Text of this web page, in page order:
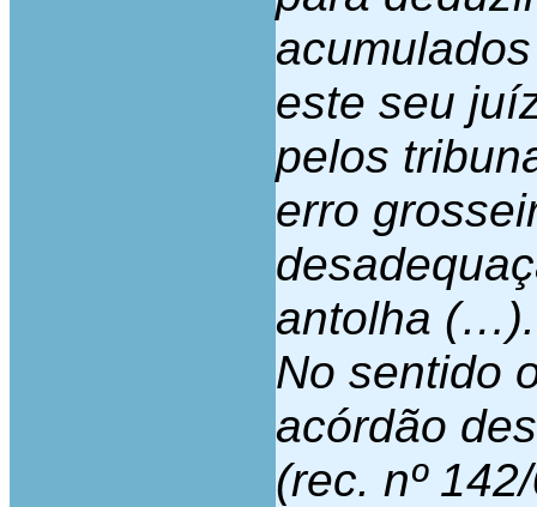
este seu
pelos
erro
antolha (…).
No sentido
acórdão
(rec. nº